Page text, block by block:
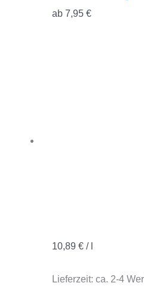
ab 7,95 €
10,89 €/
Lieferzeit: ca. 2-4